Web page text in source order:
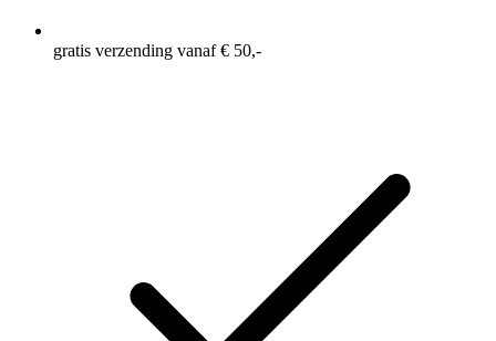
gratis verzending vanaf € 50,-